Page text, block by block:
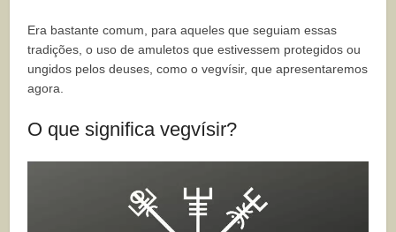
Era bastante comum, para aqueles que seguiam essas
tradições, o uso de amuletos que estivessem protegidos ou
ungidos pelos deuses, como o vegvísir, que apresentaremos
agora.
O que significa vegvísir?